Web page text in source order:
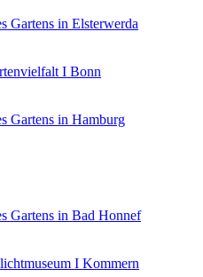
Gartens in Elsterwerda
I Bonn
Gartens in Hamburg
Gartens in Bad Honnef
I Kommern